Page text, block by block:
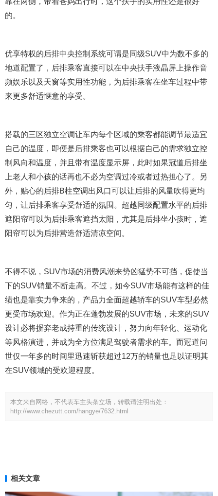
的。
优享特权的后排中央控制系统可谓是同级SUV中为数不多的
地道配置了，后排乘客直接可以在中央扶手液晶屏上操作音
频娱乐以及天窗等实用性功能，为后排乘客在坐车过程中带
来更多舒适惬意的享受。
搭载的三区独立空调让车内每个区域的乘客都能调节最适宜
自己的温度，即便是后排乘客也可以根据自己的需求独立控
制风向和温度，并且带有温度显示屏，此时如果冠道后排坐
上老人和小孩的话再也不必为空调过冷或者过热担心了。另
外，贴心的后排B柱空调出风口可以让后排的风量吹得更均
匀，让后排乘客享受舒适的氛围。超越同级配置水平的后排
遮阳帘可以为后排乘客遮挡太阳，尤其是后排坐小孩时，遮
阳帘可以为后排营造舒适清凉空间。
不得不说，SUV市场的消费风潮来势凶猛势不可挡，促使当
下的SUV销量不断走高。不过，如今SUV市场能有这样的佳
绩也是靠实力争来的，产品力全面超越轿车的SUV车型必然
更受市场欢迎。作为正在蓬勃发展的SUV市场，未来的SUV
设计必将摒弃老成持重的传统设计，努力向年轻化、运动化
等风格演进，并成为全方位满足驾驶者需求的车。而冠道问
世仅一年多的时间里迅速斩获超过12万的销量也足以证明其
在SUV领域的受欢迎程度。
本文来自网络，不代表车主头条立场，转载请注明出处：
http://www.chezutt.com/hangye/7632.html
相关文章